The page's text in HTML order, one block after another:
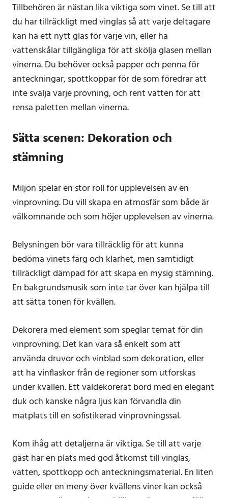
Tillbehören är nästan lika viktiga som vinet. Se till att
du har tillräckligt med vinglas så att varje deltagare
kan ha ett nytt glas för varje vin, eller ha
vattenskålar tillgängliga för att skölja glasen mellan
vinerna. Du behöver också papper och penna för
anteckningar, spottkoppar för de som föredrar att
inte svälja varje provning, och rent vatten för att
rensa paletten mellan vinerna.
Sätta scenen: Dekoration och
stämning
Miljön spelar en stor roll för upplevelsen av en
vinprovning. Du vill skapa en atmosfär som både är
välkomnande och som höjer upplevelsen av vinerna.
Belysningen bör vara tillräcklig för att kunna
bedöma vinets färg och klarhet, men samtidigt
tillräckligt dämpad för att skapa en mysig stämning.
En bakgrundsmusik som inte tar över kan hjälpa till
att sätta tonen för kvällen.
Dekorera med element som speglar temat för din
vinprovning. Det kan vara så enkelt som att
använda druvor och vinblad som dekoration, eller
att ha vinflaskor från de regioner som utforskas
under kvällen. Ett väldekorerat bord med en elegant
duk och kanske några ljus kan förvandla din
matplats till en sofistikerad vinprovningssal.
Kom ihåg att detaljerna är viktiga. Se till att varje
gäst har en plats med god åtkomst till vinglas,
vatten, spottkopp och anteckningsmaterial. En liten
guide eller en meny över kvällens viner kan också